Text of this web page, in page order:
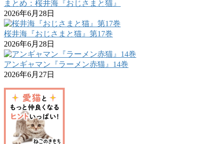
まとめ：桜井海『おじさまと猫』
2026年6月28日
桜井海『おじさまと猫』第17巻
2026年6月28日
アンギャマン『ラーメン赤猫』14巻
2026年6月27日